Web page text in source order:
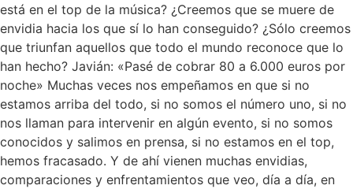
está en el top de la música? ¿Creemos que se muere de
envidia hacia los que sí lo han conseguido? ¿Sólo creemos
que triunfan aquellos que todo el mundo reconoce que lo
han hecho? Javián: «Pasé de cobrar 80 a 6.000 euros por
noche» Muchas veces nos empeñamos en que si no
estamos arriba del todo, si no somos el número uno, si no
nos llaman para intervenir en algún evento, si no somos
conocidos y salimos en prensa, si no estamos en el top,
hemos fracasado. Y de ahí vienen muchas envidias,
comparaciones y enfrentamientos que veo, día a día, en